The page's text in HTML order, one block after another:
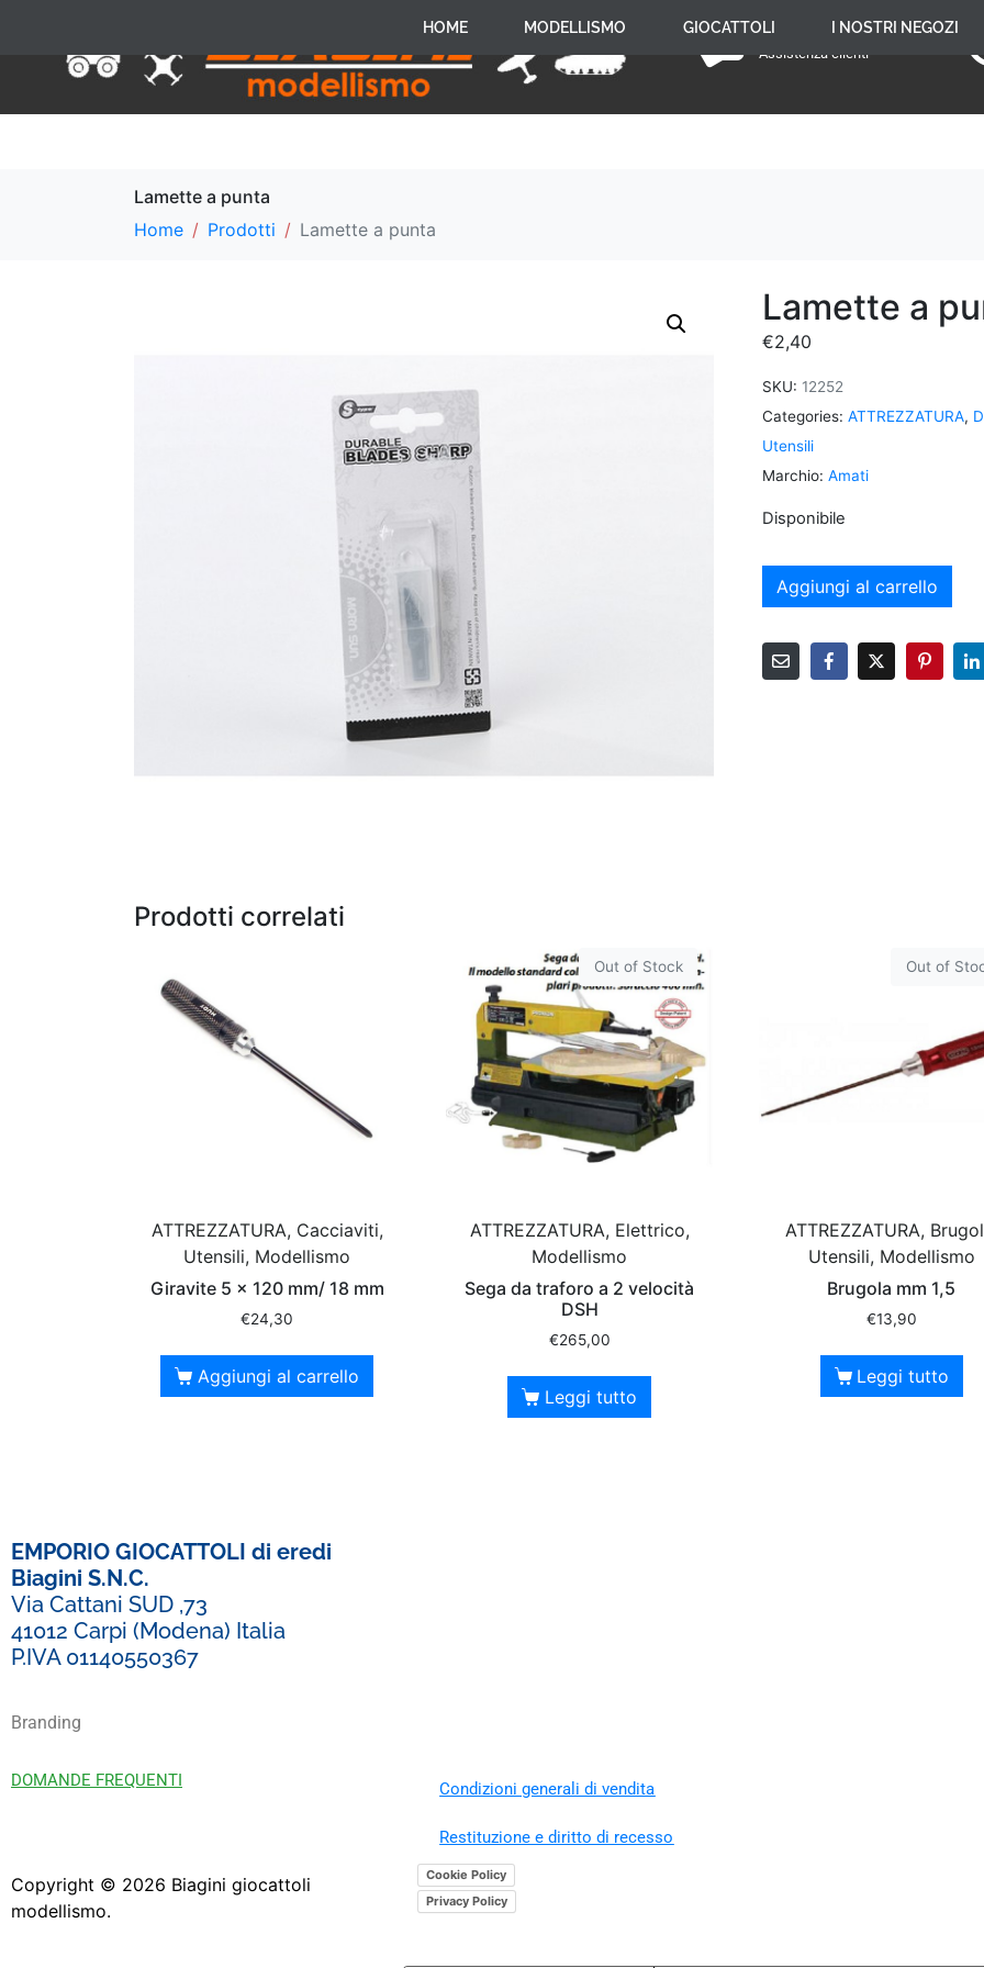
+39 059 650 005
Assistenza clienti
HOME MODELLISMO GIOCATTOLI I NOSTRI NEGOZI
Lamette a punta
Home
Prodotti Lamette a punta
Lamette a
€2,40
SKU: 12252
Categories: ATTREZZATURA,
Utensili
Marchio: Amati
Disponibile
Aggiungi al carrello
Prodotti correlati
ATTREZZATURA, Cacciaviti,
Utensili, Modellismo
Giravite 5 x 120 mm/ 18 mm
€24,30
Aggiungi al carrello
Out of Stock
ATTREZZATURA, Elettrico,
Modellismo
Sega da traforo a 2 velocità
DSH
€265,00
Leggi tutto
Out of
ATTREZZATURA,
Utensili, Modellismo
Brugola mm 1,5
€13,90
Leggi tutto
EMPORIO GIOCATTOLI di eredi
Biagini S.N.C.
Via Cattani SUD ,73
41012 Carpi (Modena) Italia
P.IVA 01140550367
Branding
DOMANDE FREQUENTI Condizioni generali di vendita
Restituzione e diritto di recesso
Copyright © 2026 Biagini giocattoli
modellismo.
Cookie Policy
Privacy Policy